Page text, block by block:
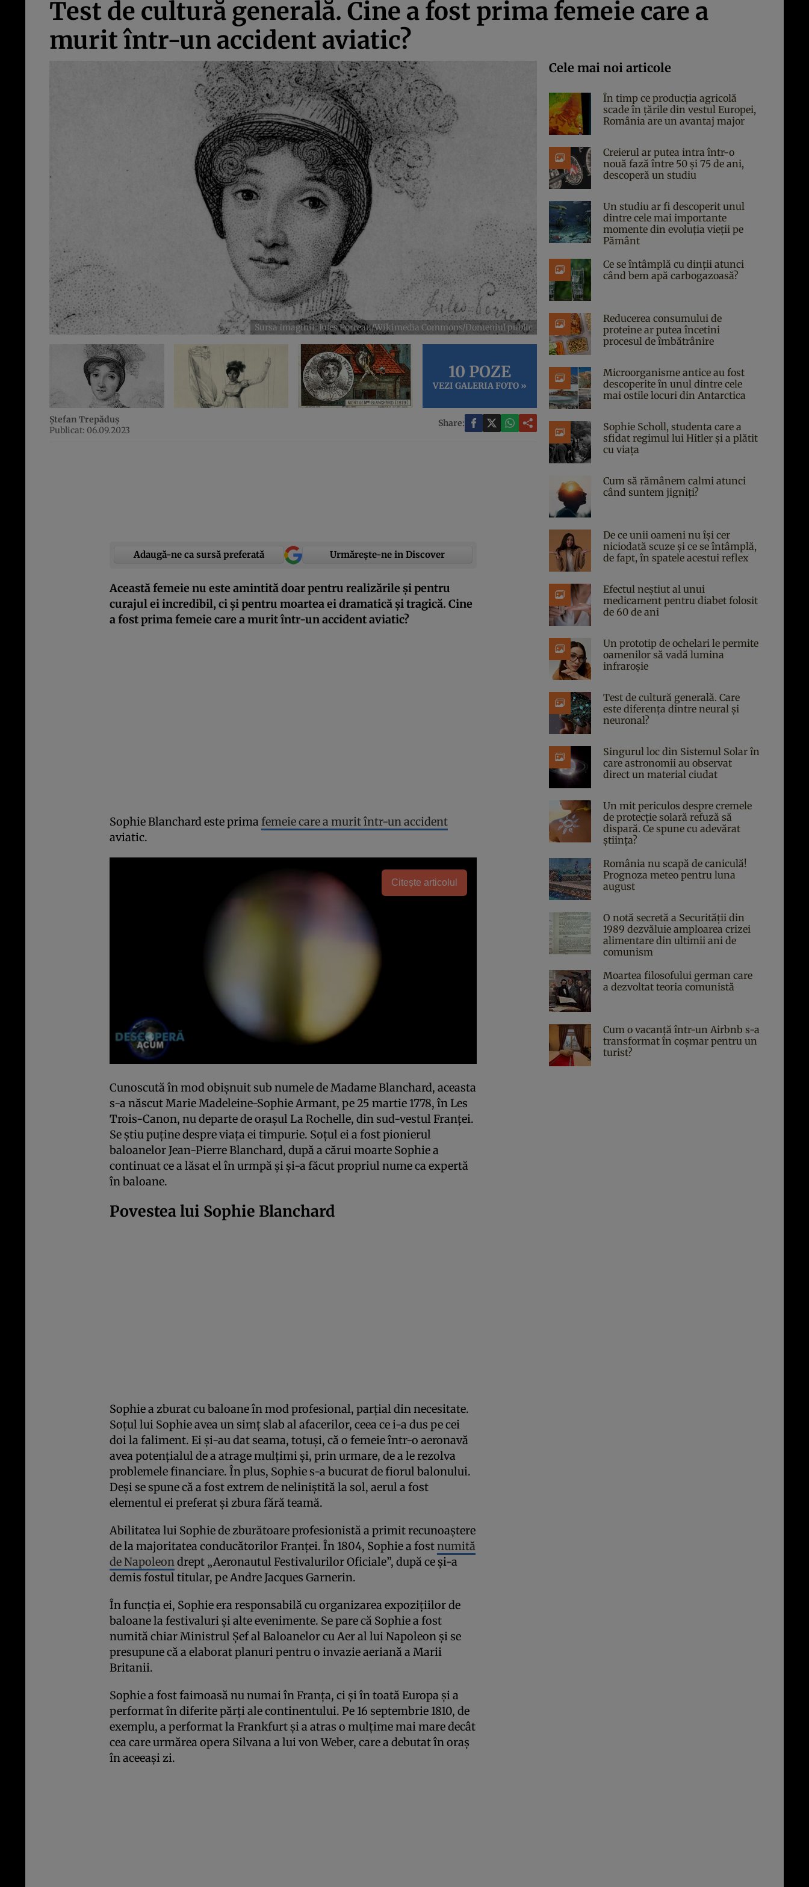
Test de cultură generală. Cine a fost prima femeie care a
murit într-un accident aviatic?
Sursa Imaginii: Jules Porreau/Wikimedia Commons/Domeniul public
10 POZE
VEZI GALERIA FOTO »
Ștefan Trepăduș
Publicat: 06.09.2023
Share:
Adaugă-ne ca sursă preferată Urmărește-ne in Discover
Această femeie nu este amintită doar pentru realizările și pentru
curajul ei incredibil, ci și pentru moartea ei dramatică și tragică. Cine
a fost prima femeie care a murit într-un accident aviatic?
Sophie Blanchard este primafemeie care a murit într-un accident
aviatic.
Citește articolul
Cunoscută în mod obișnuit sub numele de Madame Blanchard, aceasta
s-a născut Marie Madeleine-Sophie Armant, pe 25 martie 1778, în Les
Trois-Canon, nu departe de orașul La Rochelle, din sud-vestul Franței.
Se știu puține despre viața ei timpurie. Soțul ei a fost pionierul
baloanelor Jean-Pierre Blanchard, după a cărui moarte Sophie a
continuat ce a lăsat el în urmpă și și-a făcut propriul nume ca expertă
în baloane.
Povestea lui Sophie Blanchard
Sophie a zburat cu baloane în mod profesional, parțial din necesitate.
Soțul lui Sophie avea un simț slab al afacerilor, ceea ce i-a dus pe cei
doi la faliment. Ei și-au dat seama, totuși, că o femeie într-o aeronavă
avea potențialul de a atrage mulțimi și, prin urmare, de a le rezolva
problemele financiare. În plus, Sophie s-a bucurat de fiorul balonului.
Deși se spune că a fost extrem de neliniștită la sol, aerul a fost
elementul ei preferat și zbura fără teamă.
Abilitatea lui Sophie de zburătoare profesionistă a primit recunoaștere
de la majoritatea conducătorilor Franței. În 1804, Sophie a fostnumită
de Napoleondrept „Aeronautul Festivalurilor Oficiale”, după ce și-a
demis fostul titular, pe Andre Jacques Garnerin.
În funcția ei, Sophie era responsabilă cu organizarea expozițiilor de
baloane la festivaluri și alte evenimente. Se pare că Sophie a fost
numită chiar Ministrul Șef al Baloanelor cu Aer al lui Napoleon și se
presupune că a elaborat planuri pentru o invazie aeriană a Marii
Britanii.
Sophie a fost faimoasă nu numai în Franța, ci și în toată Europa și a
performat în diferite părți ale continentului. Pe 16 septembrie 1810, de
exemplu, a performat la Frankfurt și a atras o mulțime mai mare decât
cea care urmărea opera Silvana a lui von Weber, care a debutat în oraș
în aceeași zi.
Cele mai noi articole
În timp ce producția agricolă
scade în țările din vestul Europei,
România are un avantaj major
Creierul ar putea intra într-o
nouă fază între 50 și 75 de ani,
descoperă un studiu
Un studiu ar fi descoperit unul
dintre cele mai importante
momente din evoluția vieții pe
Pământ
Ce se întâmplă cu dinții atunci
când bem apă carbogazoasă?
Reducerea consumului de
proteine ar putea încetini
procesul de îmbătrânire
Microorganisme antice au fost
descoperite în unul dintre cele
mai ostile locuri din Antarctica
Sophie Scholl, studenta care a
sfidat regimul lui Hitler și a plătit
cu viața
Cum să rămânem calmi atunci
când suntem jigniți?
De ce unii oameni nu își cer
niciodată scuze și ce se întâmplă,
de fapt, în spatele acestui reflex
Efectul neștiut al unui
medicament pentru diabet folosit
de 60 de ani
Un prototip de ochelari le permite
oamenilor să vadă lumina
infraroșie
Test de cultură generală. Care
este diferența dintre neural și
neuronal?
Singurul loc din Sistemul Solar în
care astronomii au observat
direct un material ciudat
Un mit periculos despre cremele
de protecție solară refuză să
dispară. Ce spune cu adevărat
știința?
România nu scapă de caniculă!
Prognoza meteo pentru luna
august
O notă secretă a Securității din
1989 dezvăluie amploarea crizei
alimentare din ultimii ani de
comunism
Moartea filosofului german care
a dezvoltat teoria comunistă
Cum o vacanță într-un Airbnb s-a
transformat în coșmar pentru un
turist?